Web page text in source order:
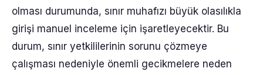
olması durumunda, sınır muhafızı büyük olasılıkla
girişi manuel inceleme için işaretleyecektir. Bu
durum, sınır yetkililerinin sorunu çözmeye
çalışması nedeniyle önemli gecikmelere neden